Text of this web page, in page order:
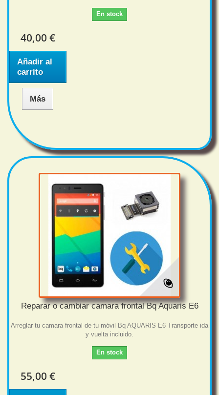
En stock
40,00 €
Añadir al
carrito
Más
Reparar o cambiar camara frontal Bq Aquaris E6
Arreglar tu camara frontal de tu móvil Bq AQUARIS E6 Transporte ida
y vuelta incluido.
En stock
55,00 €